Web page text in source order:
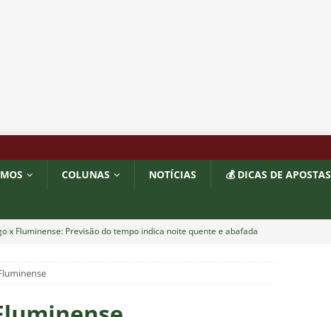
COLUNAS NOTÍCIAS 💰 DICAS DE APOSTAS
x Fluminense: Previsão do tempo indica noite quente e abafada
aos jogos da 22ª rodada do Brasileirão 2026: confira a tabela